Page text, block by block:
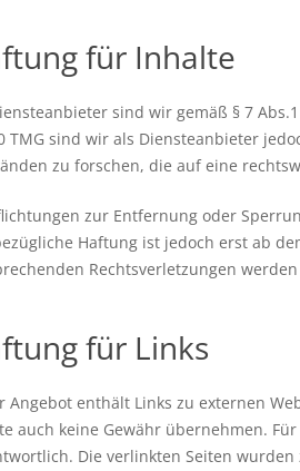
für Inhalte
sind wir gemäß § 7
TMG sind wir als Diensteanbieter
zu forschen, die auf eine
zur Entfernung oder
Haftung ist jedoch erst ab
Rechtsverletzungen
für Links
Angebot enthält Links zu externen
auch keine Gewähr übernehmen.
Die verlinkten Seiten